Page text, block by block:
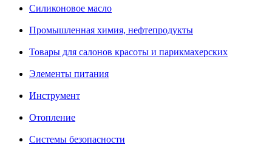
Силиконовое масло
Промышленная химия, нефтепродукты
Товары для салонов красоты и парикмахерских
Элементы питания
Инструмент
Отопление
Системы безопасности